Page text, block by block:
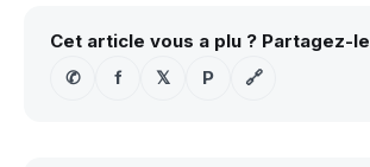
Cet article vous a plu ? Partagez-le
✆
f 𝕏 P 🔗